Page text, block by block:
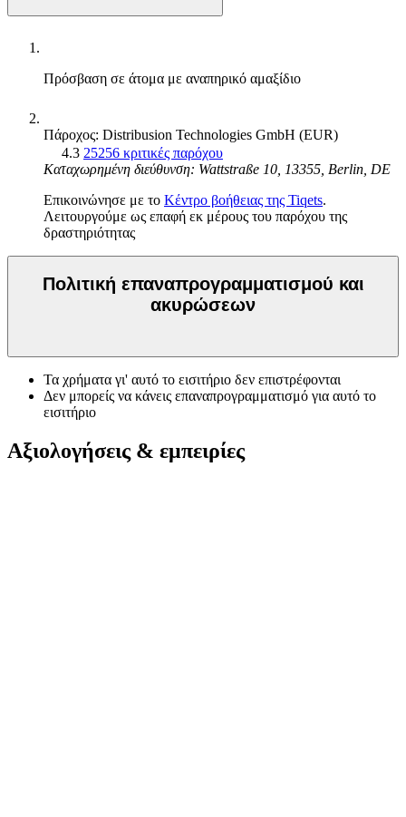
Πρόσβαση σε άτομα με αναπηρικό αμαξίδιο
Πάροχος: Distribusion Technologies GmbH (EUR)
4.3 25256 κριτικές παρόχου
Καταχωρημένη διεύθυνση: Wattstraße 10, 13355, Berlin, DE
Επικοινώνησε με το Κέντρο βοήθειας της Tiqets.
Λειτουργούμε ως επαφή εκ μέρους του παρόχου της
δραστηριότητας
Πολιτική επαναπρογραμματισμού και
ακυρώσεων
Τα χρήματα γι' αυτό το εισιτήριο δεν επιστρέφονται
Δεν μπορείς να κάνεις επαναπρογραμματισμό για αυτό το
εισιτήριο
Αξιολογήσεις & εμπειρίες